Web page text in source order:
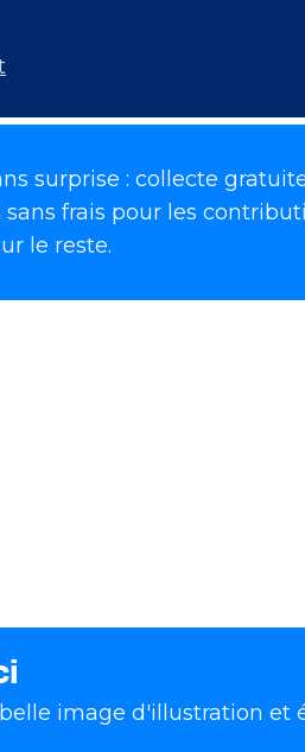
surprise : collecte
frais pour les
le reste.
image d'illustration